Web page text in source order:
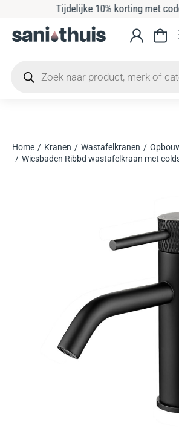
Tijdelijke 10% korting met
Je bent hier:
Home Kranen Wastafelkranen
Wiesbaden Ribbd wastafelkraan met